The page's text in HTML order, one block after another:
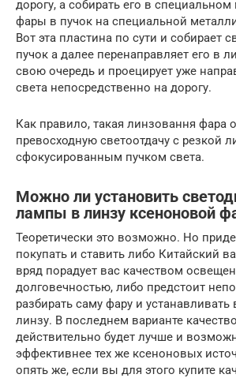
дорогу, а собирать его в специальном
фары в пучок на специальной
Вот эта пластина по сути и собирает
пучок а далее перенаправляет его в
свою очередь и проецирует уже
света непосредственно на дорогу.
Как правило, такая линзовання фара
превосходную светоотдачу с резкой
сфокусированным пучком света.
Можно ли установить
лампы в линзу ксеноновой
Теоретически это возможно. Но
покупать и ставить либо Китайский
вряд порадует вас качеством
долговечностью, либо предстоит
разбирать саму фару и устанавливать
линзу. В последнем варианте
действительно будет лучше и
эффективнее тех же ксеноновых
опять же, если вы для этого купите